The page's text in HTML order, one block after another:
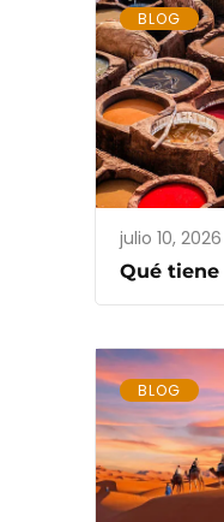
BLOG
julio 10, 2026
Qué tiene
BLOG